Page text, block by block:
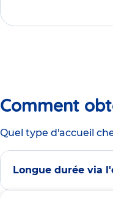
Comment
Quel type d'accueil
Longue durée via